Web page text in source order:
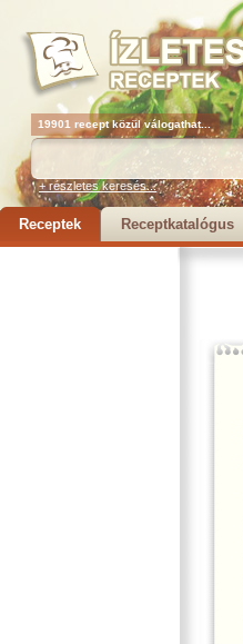
19901 recept közül válogathat...
+ részletes keresés...
Receptek Receptkatalógus